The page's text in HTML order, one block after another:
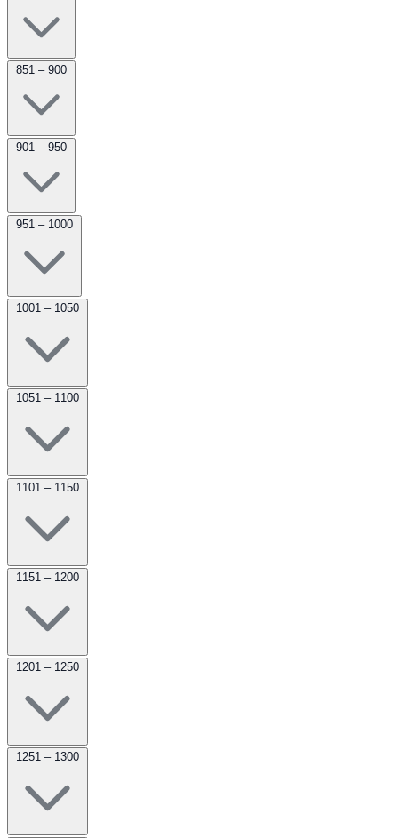
851 – 900
901 – 950
951 – 1000
1001 – 1050
1051 – 1100
1101 – 1150
1151 – 1200
1201 – 1250
1251 – 1300